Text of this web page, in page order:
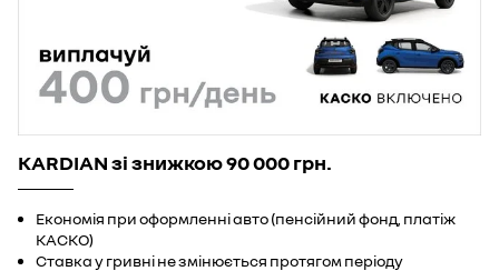
KARDIAN зі знижкою 90 000 грн.
Економія при оформленні авто (пенсійний фонд, платіж
КАСКО)
Ставка у гривні не змінюється протягом періоду